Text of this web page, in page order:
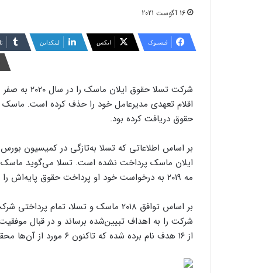
16 آگوست 2021
فیسبوک ایکس لینکداین
حقوق دریافت کرده بود.
ایلان ماسک پرداخت نشده است. تسلا می‌گوید ماسک
مه ۲۰۱۹ به درخواست خود او پرداخت حقوق پایه‌اش را متوقف کرد.
بر اساس توافق ۲۰۱۸ ماسک و تسلا،
شرکت را به اهداف تبیین‌شده برساند و در قبال
از ۱۶ هدف نام برده شده که تاکنون ۶ مورد از آن‌ها محقق شده‌اند.